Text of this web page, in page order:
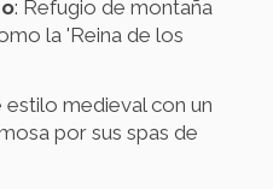
: Refugio de montaña
la 'Reina de los
estilo medieval con un
por sus spas de